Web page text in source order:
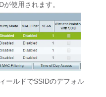
使用されます。
ールドでSSIDのデフォル